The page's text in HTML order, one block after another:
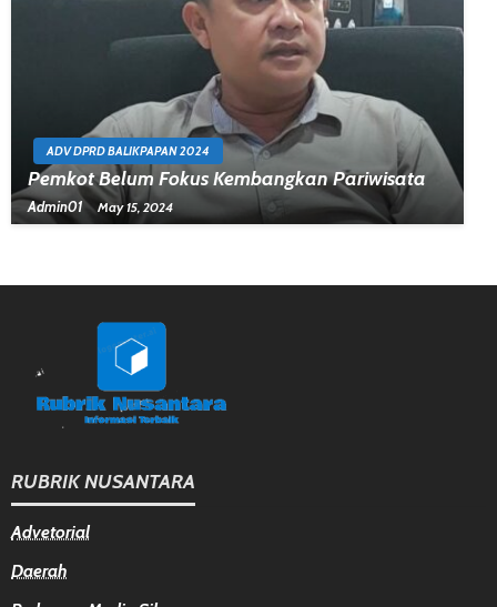
ADV DPRD BALIKPAPAN 2024
Pemkot Belum Fokus Kembangkan Pariwisata
Admin01 May 15, 2024
RUBRIK NUSANTARA
Advetorial
Daerah